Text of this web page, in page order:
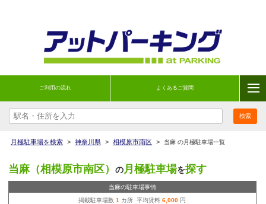
ご利用の流れ よくあるご質問
月極駐車場を検索 > 神奈川県 > 相模原市南区 > 当麻 の月極駐車場一覧
当麻（相模原市南区） の月極駐車場を探す
当麻の駐車場事情
掲載駐車場数1 カ所 平均賃料6,000 円